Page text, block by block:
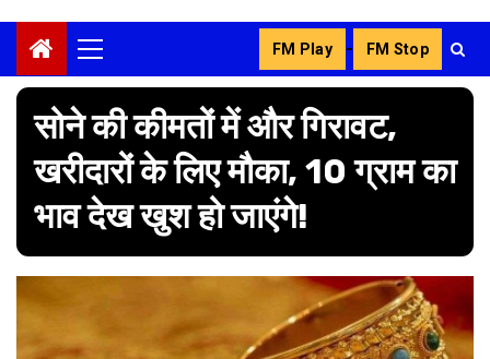
Primary
Menu
FM Play - FM Stop
सोने की कीमतों में और गिरावट,
खरीदारों के लिए मौका, 10 ग्राम का
भाव देख खुश हो जाएंगे!